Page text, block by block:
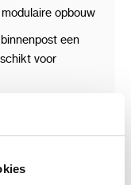
een
(hik-connect )
Het pakket
switch om de
opbouw
een
voor